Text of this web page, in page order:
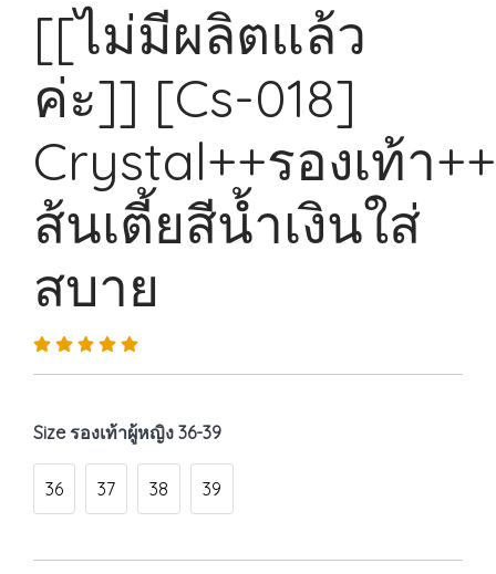
[[ไม่มีผลิตแล้ว
ค่ะ]] [Cs-018]
Crystal++รองเท้า
ส้นเตี้ยสีน้ำเงินใส่
สบาย
Size รองเท้าผู้หญิง 36-39
36 37 38 39